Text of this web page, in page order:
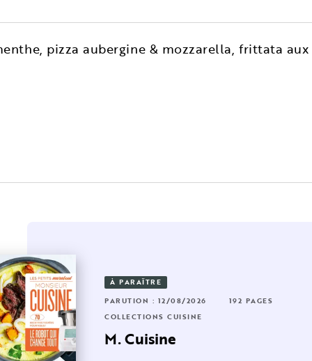
pizza aubergine & mozzarella, frittata
PAGES
Les
: 02/01/2026
192 PAGES
CUISINE
français
À PARAÎTRE
PARUTION : 12/08/2026
192 PAGES
COLLECTIONS CUISINE
M. Cuisine